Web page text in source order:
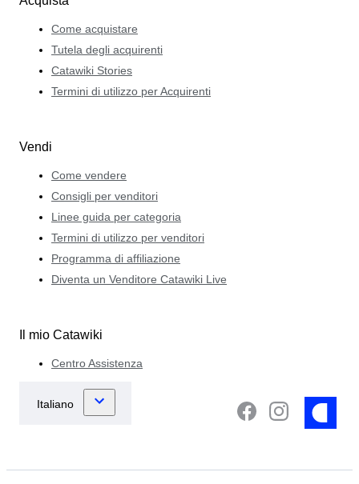
Come acquistare
Tutela degli acquirenti
Catawiki Stories
Termini di utilizzo per Acquirenti
Vendi
Come vendere
Consigli per venditori
Linee guida per categoria
Termini di utilizzo per venditori
Programma di affiliazione
Diventa un Venditore Catawiki Live
Il mio Catawiki
Centro Assistenza